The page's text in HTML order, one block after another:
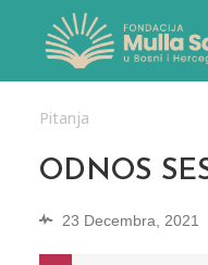
Pitanja
ODNOS
23 Decembra, 2021